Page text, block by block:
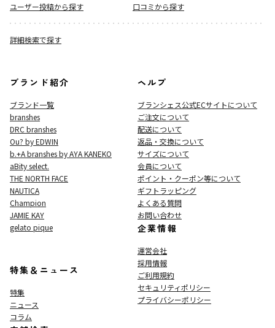
ユーザー投稿から探す
口コミから探す
詳細検索で探す
ブランド紹介
ブランド一覧
branshes
DRC branshes
Ou? by EDWIN
b.+A branshes by AYA KANEKO
aBity select.
THE NORTH FACE
NAUTICA
Champion
JAMIE KAY
gelato pique
特集＆ニュース
特集
ニュース
コラム
ヘルプ
ブランシェス公式ECサイトについて
ご注文について
配送について
返品・交換について
サイズについて
会員について
ポイント・クーポン等について
ギフトラッピング
よくある質問
お問い合わせ
企業情報
運営会社
採用情報
ご利用規約
セキュリティポリシー
プライバシーポリシー